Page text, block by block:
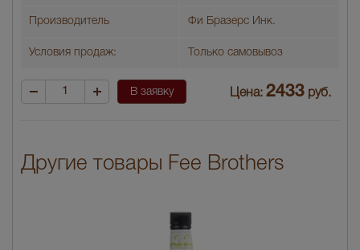
Производитель Фи Бразерс Инк.
Условия продаж: Только самовывоз
В заявку Цена: 2433 руб.
Другие товары Fee Brothers